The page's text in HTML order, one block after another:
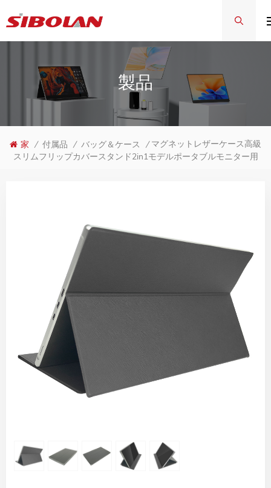
製品
家 / 付属品 / バッグ＆ケース / マグネットレザーケース高級
スリムフリップカバースタンド2in1モデルポータブルモニター用